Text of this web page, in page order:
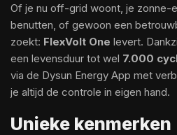
Of je nu off-grid woont, je zonne-
benutten, of gewoon een
zoekt: FlexVolt One levert.
een levensduur tot wel 7.000
via de Dysun Energy App met
je altijd de controle in eigen hand.
Unieke kenmerken